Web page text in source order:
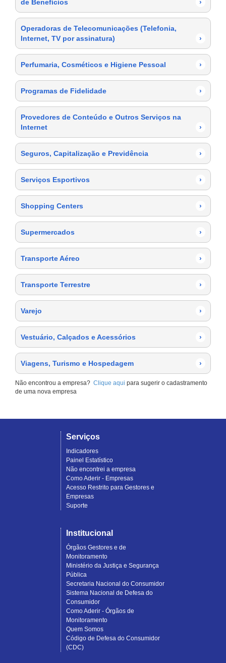
de Benefícios
›
Operadoras de Telecomunicações (Telefonia,
Internet, TV por assinatura)
›
Perfumaria, Cosméticos e Higiene Pessoal ›
Programas de Fidelidade ›
Provedores de Conteúdo e Outros Serviços na
Internet
›
Seguros, Capitalização e Previdência ›
Serviços Esportivos ›
Shopping Centers ›
Supermercados ›
Transporte Aéreo ›
Transporte Terrestre ›
Varejo ›
Vestuário, Calçados e Acessórios ›
Viagens, Turismo e Hospedagem ›
Não encontrou a empresa? Clique aqui para sugerir o cadastramento
de uma nova empresa
Serviços
Indicadores
Painel Estatístico
Não encontrei a empresa
Como Aderir - Empresas
Acesso Restrito para Gestores e
Empresas
Suporte
Institucional
Órgãos Gestores e de
Monitoramento
Ministério da Justiça e Segurança
Pública
Secretaria Nacional do Consumidor
Sistema Nacional de Defesa do
Consumidor
Como Aderir - Órgãos de
Monitoramento
Quem Somos
Código de Defesa do Consumidor
(CDC)